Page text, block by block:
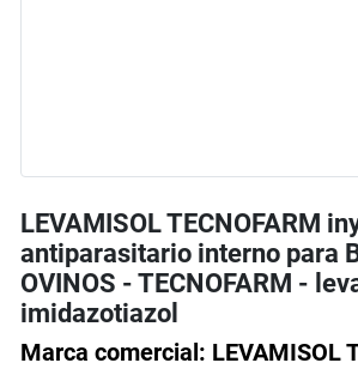
LEVAMISOL TECNOFARM
antiparasitario interno para
OVINOS - TECNOFARM -
imidazotiazol
Marca comercial: LEVAMISOL